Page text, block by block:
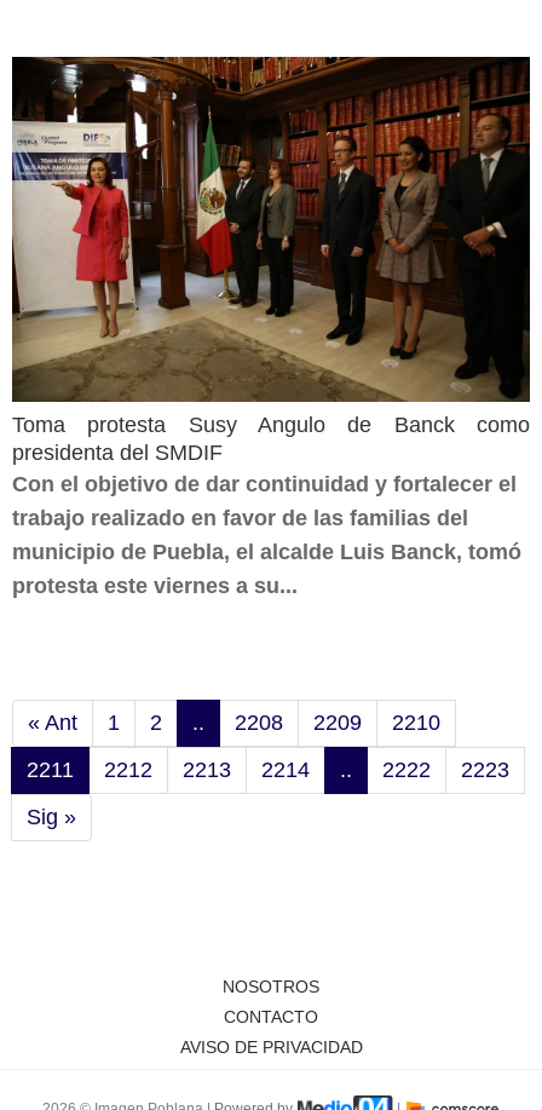
Toma protesta Susy Angulo de Banck como
presidenta del SMDIF
Con el objetivo de dar continuidad y fortalecer el
trabajo realizado en favor de las familias del
municipio de Puebla, el alcalde Luis Banck, tomó
protesta este viernes a su...
« Ant 1 2 .. 2208 2209
2210
2211
2212 2213 2214 .. 2222
2223
Sig »
NOSOTROS
CONTACTO
AVISO DE PRIVACIDAD